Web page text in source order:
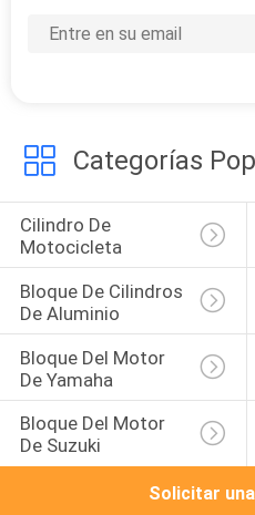
DEL
SITIO
PRIVACY
POLICY
Categorías
Cilindro De
Motocicleta
Bloque De Cilindros
De Aluminio
Bloque Del Motor
De Yamaha
Bloque Del Motor
De Suzuki
Solicitar